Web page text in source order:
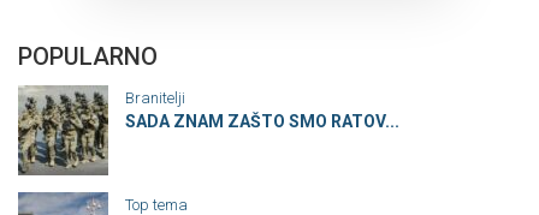
POPULARNO
Branitelji
SADA ZNAM ZAŠTO SMO RATOV...
Top tema